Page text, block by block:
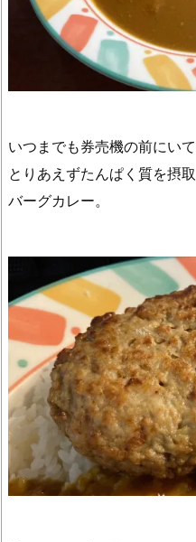
いつまでも券売機の前にい
とりあえずたんぱく質を摂
バーグカレー。